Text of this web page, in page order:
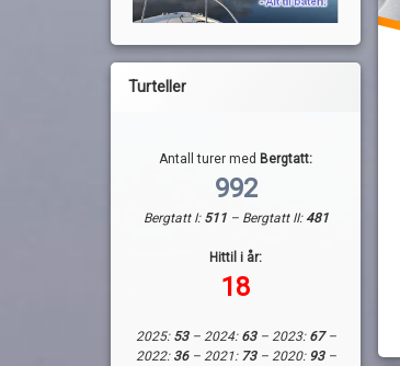
Turteller
Antall turer med Bergtatt:
992
Bergtatt I: 511 – Bergtatt II:481
Hittil i år:
18
2025: 53– 2024:63– 2023: 67–
2022: 36– 2021: 73– 2020: 93–